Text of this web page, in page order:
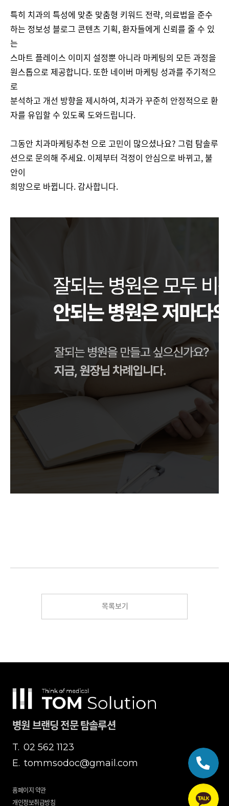
특히 치과의 특성에 맞춘 맞춤형 키워드 전략, 의료법을 준수
하는 정보성 블로그 콘텐츠 기획, 환자들에게 신뢰를 줄 수 있
는
스마트 플레이스 이미지 설정뿐 아니라 마케팅의 모든 과정을
원스톱으로 제공합니다. 또한 네이버 마케팅 성과를 주기적으
로
분석하고 개선 방향을 제시하여, 치과가 꾸준히 안정적으로 환
자를 유입할 수 있도록 도와드립니다.
그동안 치과마케팅추천 으로 고민이 많으셨나요? 그럼 탐솔루
션으로 문의해 주세요. 이제부터 걱정이 안심으로 바뀌고, 불
안이
희망으로 바뀝니다. 감사합니다.
목록보기
병원 브랜딩 전문 탐솔루션
T. 02 562 1123
E. tommsodoc@gmail.com
홈페이지 약관
개인정보취급방침